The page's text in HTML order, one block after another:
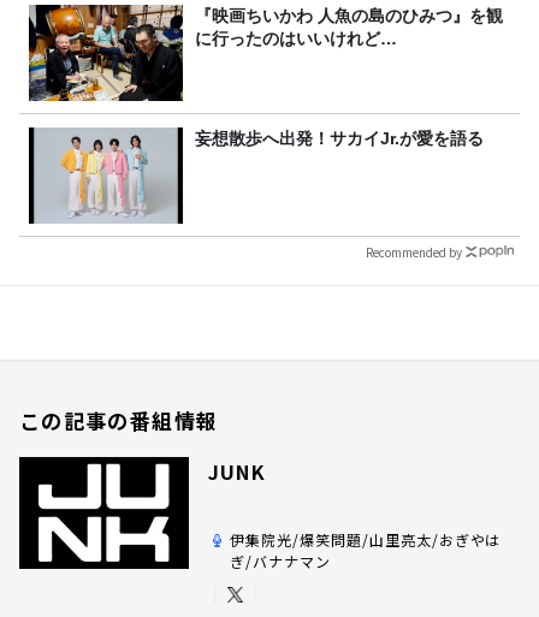
『映画ちいかわ 人魚の島のひみつ』を観
に行ったのはいいけれど…
妄想散歩へ出発！サカイJr.が愛を語る
Recommended by
この記事の番組情報
JUNK
伊集院光/爆笑問題/山里亮太/おぎやは
ぎ/バナナマン